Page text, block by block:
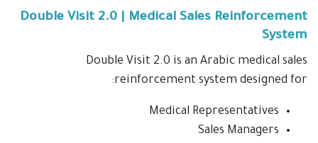
Double Visit 2.0 | Medical Sales Reinforcement
System
Double Visit 2.0 is an Arabic medical sales
reinforcement system designed for:
Medical Representatives
Sales Managers